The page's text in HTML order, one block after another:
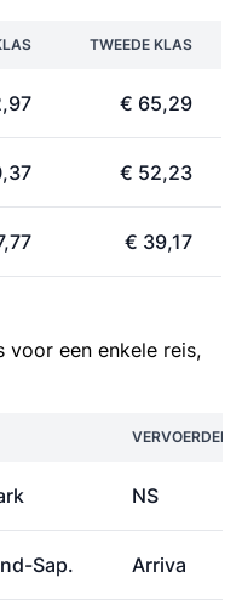
TWEEDE KLAS
€ 65,29
€ 52,23
€ 39,17
voor een enkele reis,
VERVOERDER
NS
Sap. Arriva